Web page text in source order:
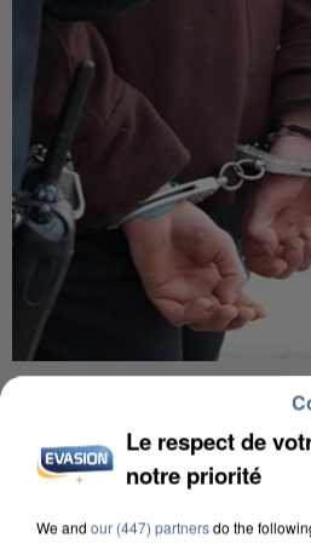
L’UN DES FONDATEURS
MAFIA INTERPELLÉ EN
Le respect de
notre priorité
We and our (447) partnersdo the